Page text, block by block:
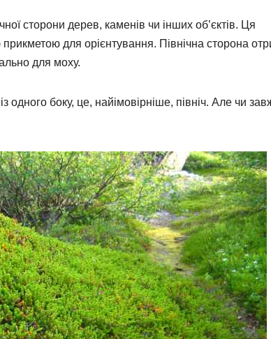
сторони дерев, каменів чи інших об’єктів. Ця
для орієнтування. Північна сторона
для моху.
боку, це, найімовірніше, північ. Але чи